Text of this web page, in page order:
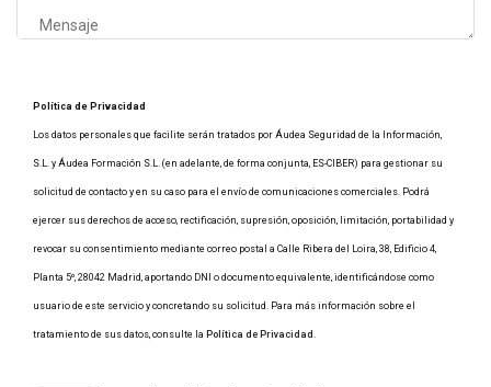
Política de Privacidad
Los datos personales que facilite serán tratados por Áudea Seguridad de la Información,
S.L. y Áudea Formación S.L. (en adelante, de forma conjunta, ES-CIBER) para gestionar su
solicitud de contacto y en su caso para el envío de comunicaciones comerciales. Podrá
ejercer sus derechos de acceso, rectificación, supresión, oposición, limitación, portabilidad y
revocar su consentimiento mediante correo postal a Calle Ribera del Loira, 38, Edificio 4,
Planta 5º, 28042 Madrid, aportando DNI o documento equivalente, identificándose como
usuario de este servicio y concretando su solicitud. Para más información sobre el
tratamiento de sus datos, consulte la Política de Privacidad .